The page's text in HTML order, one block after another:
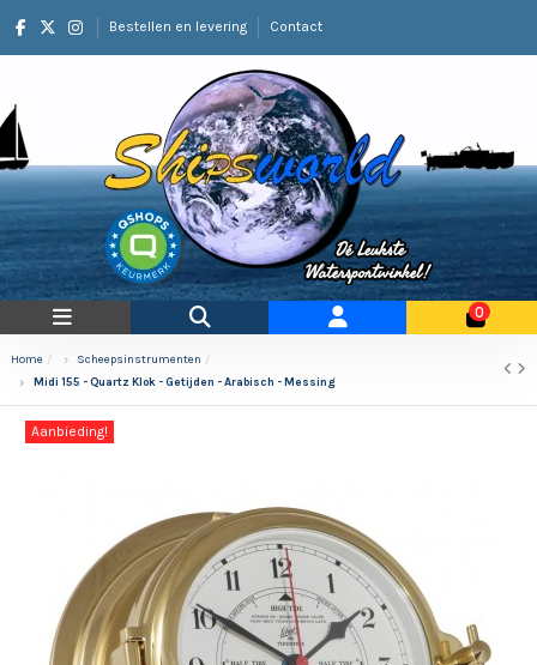
Bestellen en levering Contact
0
Home
Scheepsinstrumenten
Midi 155 - Quartz Klok - Getijden - Arabisch - Messing
Aanbieding!